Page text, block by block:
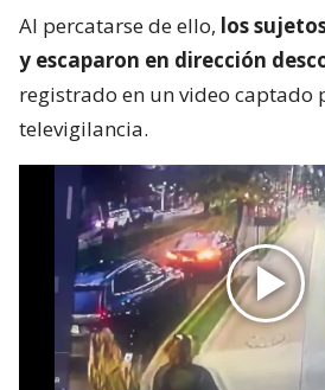
Al percatarse de ello, los
y escaparon en dirección
registrado en un video captado
televigilancia.